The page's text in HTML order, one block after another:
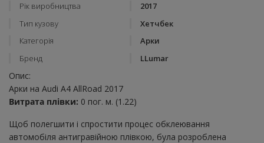
Рік виробництва
2017
Тип кузову
Хетчбек
Категорія
Арки
Бренд
LLumar
Опис:
Арки на Audi A4 AllRoad 2017
Витрата плівки: 0 пог. м. (1.22)
Щоб полегшити і спростити процес обклеювання
автомобіля антигравійною плівкою, була розроблена